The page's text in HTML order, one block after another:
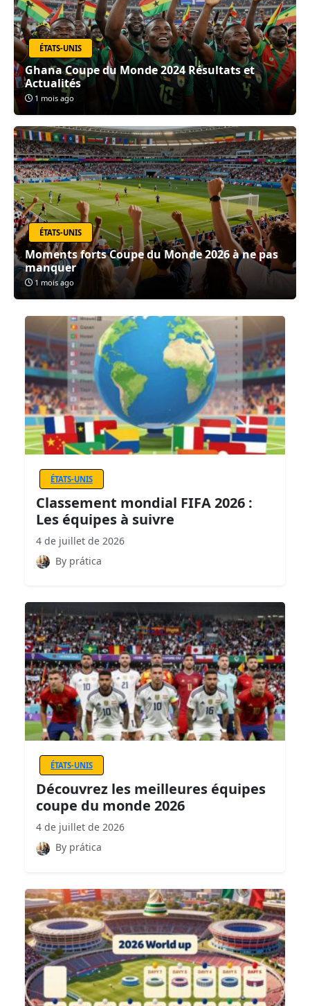
ÉTATS-UNIS
Ghana Coupe du Monde 2024 Résultats et
Actualités
1 mois ago
ÉTATS-UNIS
Moments forts Coupe du Monde 2026 à ne pas
manquer
1 mois ago
ÉTATS-UNIS
Classement mondial FIFA 2026 :
Les équipes à suivre
4 de juillet de 2026
By prática
ÉTATS-UNIS
Découvrez les meilleures équipes
coupe du monde 2026
4 de juillet de 2026
By prática